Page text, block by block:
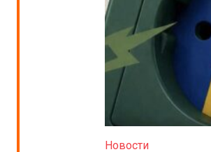
Новости